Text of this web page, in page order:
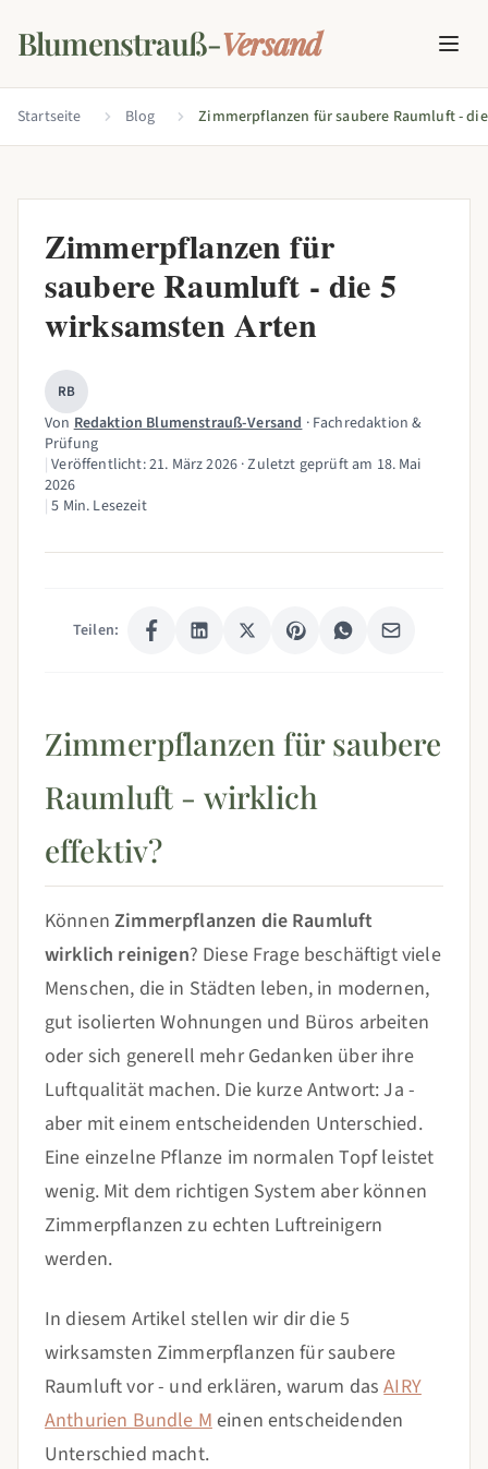
Blumenstrauß-Versand
Startseite Blog
Zimmerpflanzen für
saubere Raumluft - die 5
wirksamsten Arten
RB
VonRedaktion Blumenstrauß-Versand· Fachredaktion &
Prüfung
Veröffentlicht:21. März 2026 · Zuletzt geprüft am 18. Mai
2026
5 Min. Lesezeit
Teilen:
Zimmerpflanzen für saubere
Raumluft - wirklich
effektiv?
KönnenZimmerpflanzen die Raumluft
wirklich reinigen? Diese Frage beschäftigt viele
Menschen, die in Städten leben, in modernen,
gut isolierten Wohnungen und Büros arbeiten
oder sich generell mehr Gedanken über ihre
Luftqualität machen. Die kurze Antwort: Ja -
aber mit einem entscheidenden Unterschied.
Eine einzelne Pflanze im normalen Topf leistet
wenig. Mit dem richtigen System aber können
Zimmerpflanzen zu echten Luftreinigern
werden.
In diesem Artikel stellen wir dir die 5
wirksamsten Zimmerpflanzen für saubere
Raumluft vor - und erklären, warum dasAIRY
Anthurien Bundle Meinen entscheidenden
Unterschied macht.